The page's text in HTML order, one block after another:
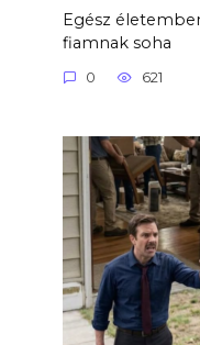
Egész
fiamnak soha
0 621